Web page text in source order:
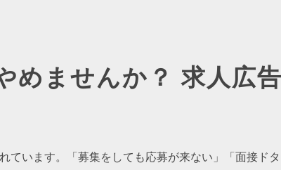
めませんか？ 求人広
ています。「募集をしても応募が来ない」「面接ド